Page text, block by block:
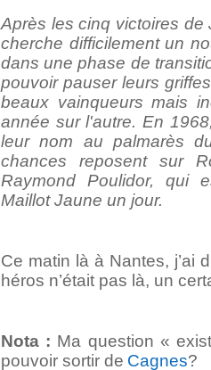
Après les cinq victoires de
cherche difficilement un
dans une phase de
pouvoir pauser leurs
beaux vainqueurs mais
année sur l'autre. En
leur nom au palmarès
chances reposent sur
Raymond Poulidor, qui
Maillot Jaune un jour.
Ce matin là à Nantes, j’ai
héros n’était pas là, un
Nota : Ma question «
pouvoir sortir de Cagnes?